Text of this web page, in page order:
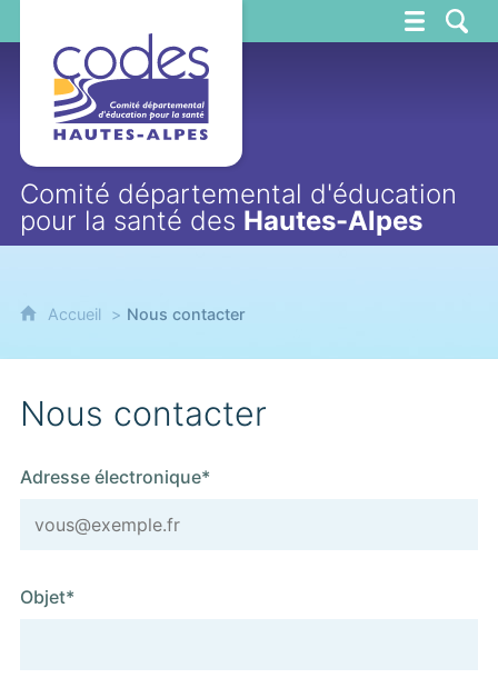
Comité départemental d'éducation
pour la santé des Hautes-Alpes
Accueil Nous contacter
Nous contacter
Adresse électronique*
Objet*